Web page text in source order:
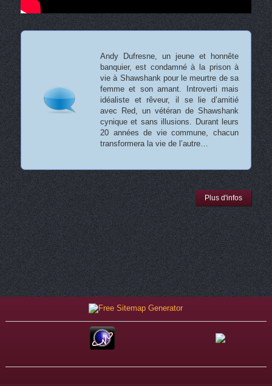
Andy Dufresne, un jeune et honnête
banquier, est condamné à la prison à
vie à Shawshank pour le meurtre de sa
femme et son amant. Introverti mais
idéaliste et rêveur, il se lie d’amitié
avec Red, un vétéran de Shawshank
cynique et sans illusions. Durant leurs
20 années de vie commune, chacun
transformera la vie de l’autre…
Plus d'infos